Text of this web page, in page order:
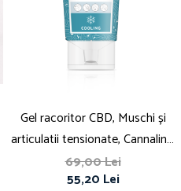
Gel racoritor CBD, Muschi și
articulatii tensionate, Cannaline,
200mg
69,00 Lei
55,20 Lei